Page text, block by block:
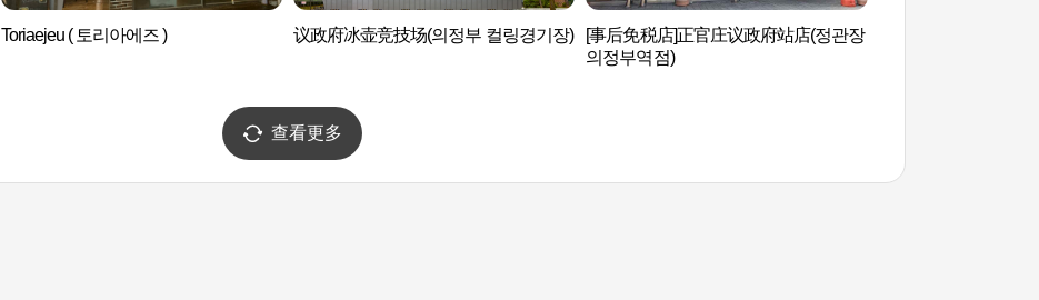
Toriaejeu ( 토리아에즈 ) 议政府冰壶竞技场(의정부 컬링경기장)
[事后免税店]正官庄议政府站店(정관장
의정부역점)
查看更多